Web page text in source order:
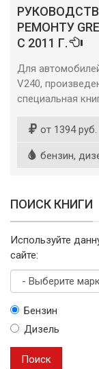
РЕМОНТУ
С 2011 Г.
Для
V240,
специальная
от 1394 руб.
бензин,
ПОИСК КНИГИ
Используйте
сайте:
маркуБензин
Дизель
Поиск